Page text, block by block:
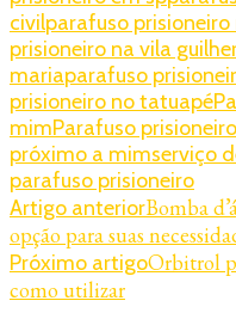
civilparafuso
prisioneiro na vila
mariaparafuso
prisioneiro no tatuapé
mimParafuso
próximo a mimserviço
parafuso prisioneiro
Navegação
de
post
Artigo anteriorBomba
opção para suas
Próximo artigoOrbitrol
como utilizar